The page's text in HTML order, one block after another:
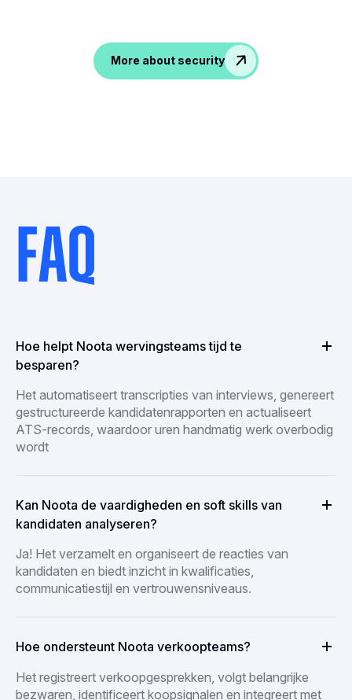
More about security
FAQ
Hoe helpt Noota wervingsteams tijd te
besparen?
Het automatiseert transcripties van interviews, genereert
gestructureerde kandidatenrapporten en actualiseert
ATS-records, waardoor uren handmatig werk overbodig
wordt
Kan Noota de vaardigheden en soft skills van
kandidaten analyseren?
Ja! Het verzamelt en organiseert de reacties van
kandidaten en biedt inzicht in kwalificaties,
communicatiestijl en vertrouwensniveaus.
Hoe ondersteunt Noota verkoopteams?
Het registreert verkoopgesprekken, volgt belangrijke
bezwaren, identificeert koopsignalen en integreert met